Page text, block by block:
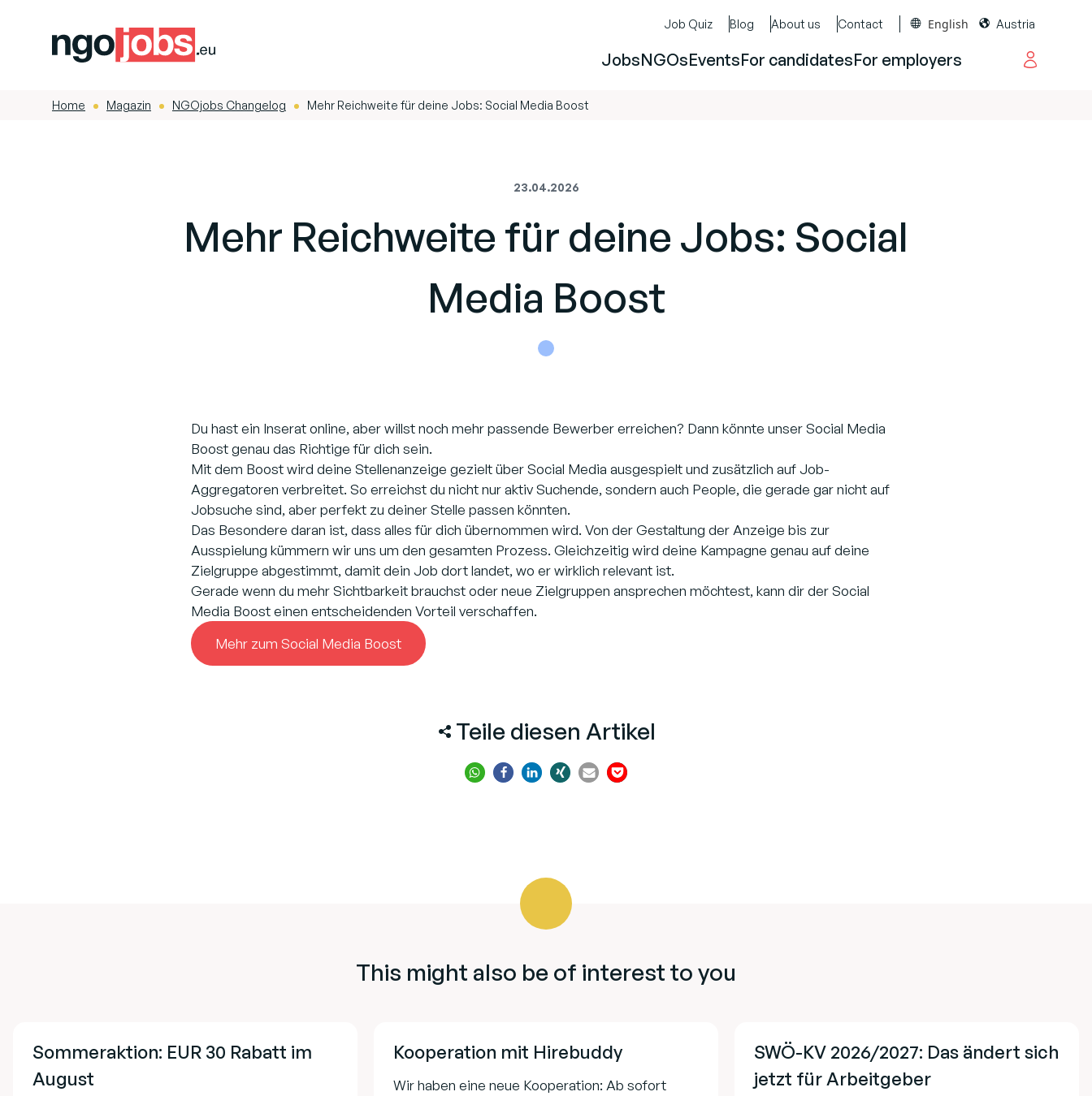
Job Quiz Blog About us Contact English Austria
JobsNGOsEventsFor candidatesFor employers
Home
-
Magazin
-
NGOjobs Changelog
-
Mehr Reichweite für deine Jobs: Social Media Boost
23.04.2026
Mehr Reichweite für deine Jobs: Social
Media Boost
Du hast ein Inserat online, aber willst noch mehr passende Bewerber erreichen? Dann könnte unser Social Media
Boost genau das Richtige für dich sein.
Mit dem Boost wird deine Stellenanzeige gezielt über Social Media ausgespielt und zusätzlich auf Job-
Aggregatoren verbreitet. So erreichst du nicht nur aktiv Suchende, sondern auch People, die gerade gar nicht auf
Jobsuche sind, aber perfekt zu deiner Stelle passen könnten.
Das Besondere daran ist, dass alles für dich übernommen wird. Von der Gestaltung der Anzeige bis zur
Ausspielung kümmern wir uns um den gesamten Prozess. Gleichzeitig wird deine Kampagne genau auf deine
Zielgruppe abgestimmt, damit dein Job dort landet, wo er wirklich relevant ist.
Gerade wenn du mehr Sichtbarkeit brauchst oder neue Zielgruppen ansprechen möchtest, kann dir der Social
Media Boost einen entscheidenden Vorteil verschaffen.
Mehr zum Social Media Boost
Teile diesen Artikel
This might also be of interest to you
Sommeraktion: EUR 30 Rabatt im
August
Kooperation mit Hirebuddy
Wir haben eine neue Kooperation: Ab sofort
SWÖ-KV 2026/2027: Das ändert sich
jetzt für Arbeitgeber